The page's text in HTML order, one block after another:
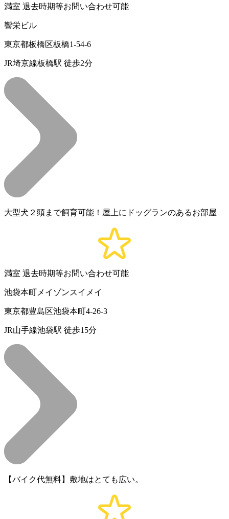
満室 退去時期等お問い合わせ可能
響栄ビル
東京都板橋区板橋1-54-6
JR埼京線板橋駅 徒歩2分
大型犬２頭まで飼育可能！屋上にドッグランのあるお部屋
満室 退去時期等お問い合わせ可能
池袋本町メイゾンスイメイ
東京都豊島区池袋本町4-26-3
JR山手線池袋駅 徒歩15分
【バイク代無料】敷地はとても広い。